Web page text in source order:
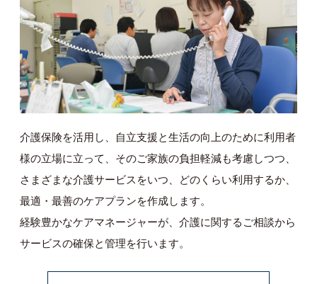
介護保険を活用し、自立支援と生活の向上のために利用者
様の立場に立って、そのご家族の負担軽減も考慮しつつ、
さまざまな介護サービスをいつ、どのくらい利用するか、
最適・最善のケアプランを作成します。
経験豊かなケアマネージャーが、介護に関するご相談から
サービスの確保と管理を行います。